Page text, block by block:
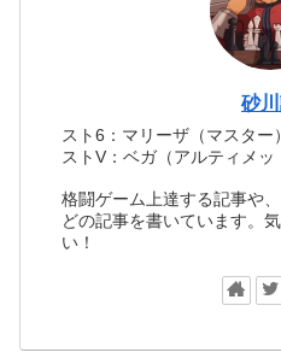
砂
スト6：マリーザ（マスター）
ストV：ベガ（アルティメッ
格闘ゲーム上達する記事や
どの記事を書いています。
い！